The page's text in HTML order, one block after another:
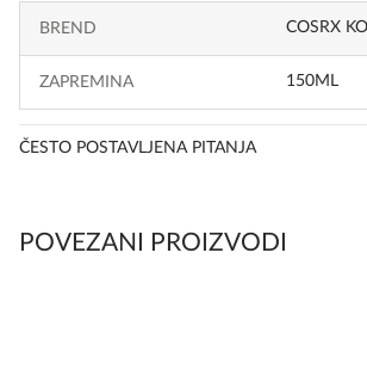
BREND COSRX
ZAPREMINA 150ML
ČESTO POSTAVLJENA PITANJA
POVEZANI PROIZVODI